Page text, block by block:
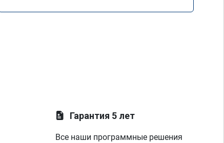
Гарантия 5 лет
Все наши программные решения